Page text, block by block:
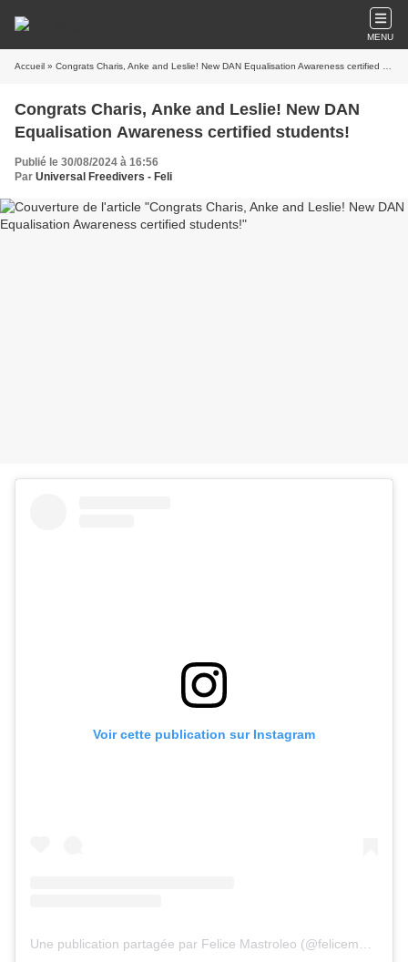
MENU
Accueil » Congrats Charis, Anke and Leslie! New DAN Equalisation Awareness certified students!
Congrats Charis, Anke and Leslie! New DAN
Equalisation Awareness certified students!
Publié le 30/08/2024 à 16:56
Par Universal Freedivers - Feli
Voir cette publication sur Instagram
Une publication partagée par Felice Mastroleo (@felicemastroleo)